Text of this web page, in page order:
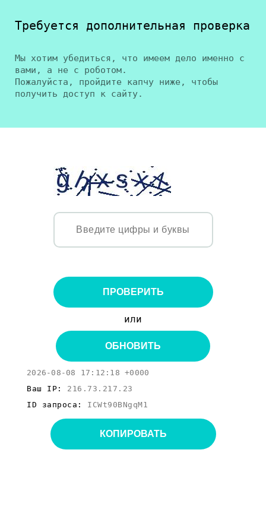
Требуется дополнительная проверка
Мы хотим убедиться, что имеем дело именно с
вами, а не с роботом.
Пожалуйста, пройдите капчу ниже, чтобы
получить доступ к сайту.
ПРОВЕРИТЬ
или
ОБНОВИТЬ
2026-08-08 17:12:18 +0000
Ваш IP: 216.73.217.23
ID запроса: ICWt90BNgqM1
КОПИРОВАТЬ